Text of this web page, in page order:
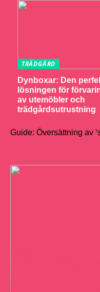
TRÄDGÅRD
Dynboxar: Den
lösningen för
av utemöbler och
trädgårdsutrustning
Guide: Översättning av